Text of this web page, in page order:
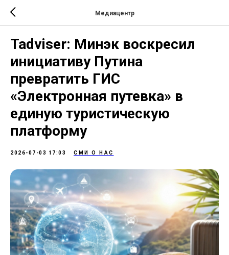
Медиацентр
Tadviser: Минэк воскресил
инициативу Путина
превратить ГИС
«Электронная путевка» в
единую туристическую
платформу
2026-07-03 17:03 СМИ О НАС